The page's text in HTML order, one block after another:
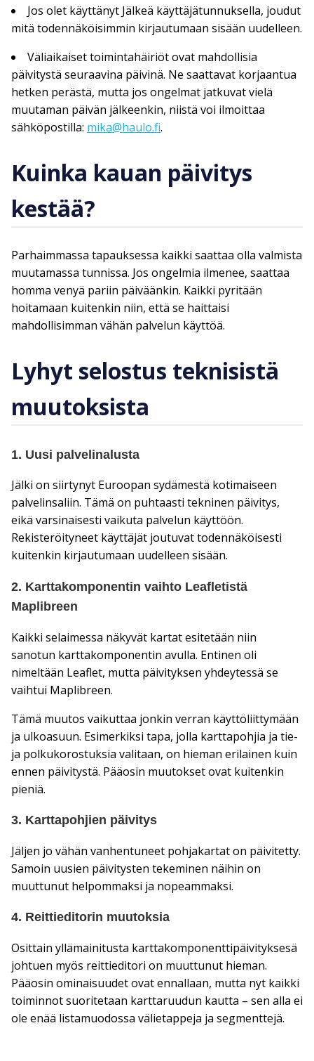
Jos olet käyttänyt Jälkeä käyttäjätunnuksella, joudut
mitä todennäköisimmin kirjautumaan sisään uudelleen.
Väliaikaiset toimintahäiriöt ovat mahdollisia
päivitystä seuraavina päivinä. Ne saattavat korjaantua
hetken perästä, mutta jos ongelmat jatkuvat vielä
muutaman päivän jälkeenkin, niistä voi ilmoittaa
sähköpostilla: mika@haulo.fi.
Kuinka kauan päivitys
kestää?
Parhaimmassa tapauksessa kaikki saattaa olla valmista
muutamassa tunnissa. Jos ongelmia ilmenee, saattaa
homma venyä pariin päiväänkin. Kaikki pyritään
hoitamaan kuitenkin niin, että se haittaisi
mahdollisimman vähän palvelun käyttöä.
Lyhyt selostus teknisistä
muutoksista
1. Uusi palvelinalusta
Jälki on siirtynyt Euroopan sydämestä kotimaiseen
palvelinsaliin. Tämä on puhtaasti tekninen päivitys,
eikä varsinaisesti vaikuta palvelun käyttöön.
Rekisteröityneet käyttäjät joutuvat todennäköisesti
kuitenkin kirjautumaan uudelleen sisään.
2. Karttakomponentin vaihto Leafletistä
Maplibreen
Kaikki selaimessa näkyvät kartat esitetään niin
sanotun karttakomponentin avulla. Entinen oli
nimeltään Leaflet, mutta päivityksen yhdeytessä se
vaihtui Maplibreen.
Tämä muutos vaikuttaa jonkin verran käyttöliittymään
ja ulkoasuun. Esimerkiksi tapa, jolla karttapohjia ja tie-
ja polkukorostuksia valitaan, on hieman erilainen kuin
ennen päivitystä. Pääosin muutokset ovat kuitenkin
pieniä.
3. Karttapohjien päivitys
Jäljen jo vähän vanhentuneet pohjakartat on päivitetty.
Samoin uusien päivitysten tekeminen näihin on
muuttunut helpommaksi ja nopeammaksi.
4. Reittieditorin muutoksia
Osittain yllämainitusta karttakomponenttipäivityksesä
johtuen myös reittieditori on muuttunut hieman.
Pääosin ominaisuudet ovat ennallaan, mutta nyt kaikki
toiminnot suoritetaan karttaruudun kautta – sen alla ei
ole enää listamuodossa välietappeja ja segmenttejä.